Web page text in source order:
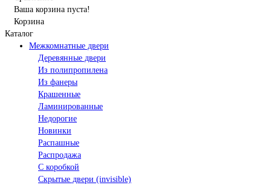
Ваша корзина пуста!
Корзина
Каталог
Межкомнатные двери
Деревянные двери
Из полипропилена
Из фанеры
Крашенные
Ламинированные
Недорогие
Новинки
Распашные
Распродажа
С коробкой
Скрытые двери (invisible)